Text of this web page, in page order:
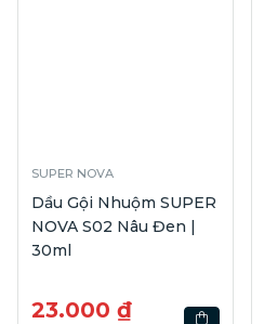
SUPER NOVA
Dầu Gội Nhuộm SUPER
NOVA S02 Nâu Đen |
30ml
23.000 ₫